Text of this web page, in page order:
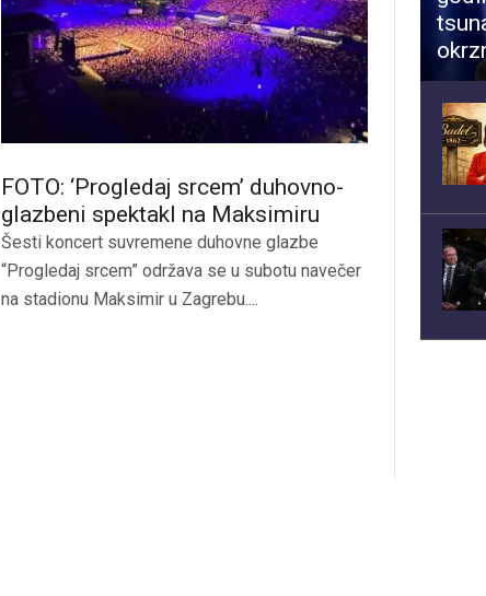
FOTO: ‘Progledaj srcem’ duhovno-
glazbeni spektakl na Maksimiru
Šesti koncert suvremene duhovne glazbe
“Progledaj srcem” održava se u subotu navečer
na stadionu Maksimir u Zagrebu....